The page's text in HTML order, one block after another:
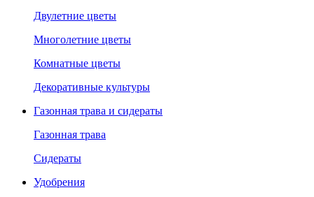
Двулетние цветы
Многолетние цветы
Комнатные цветы
Декоративные культуры
Газонная трава и сидераты
Газонная трава
Сидераты
Удобрения